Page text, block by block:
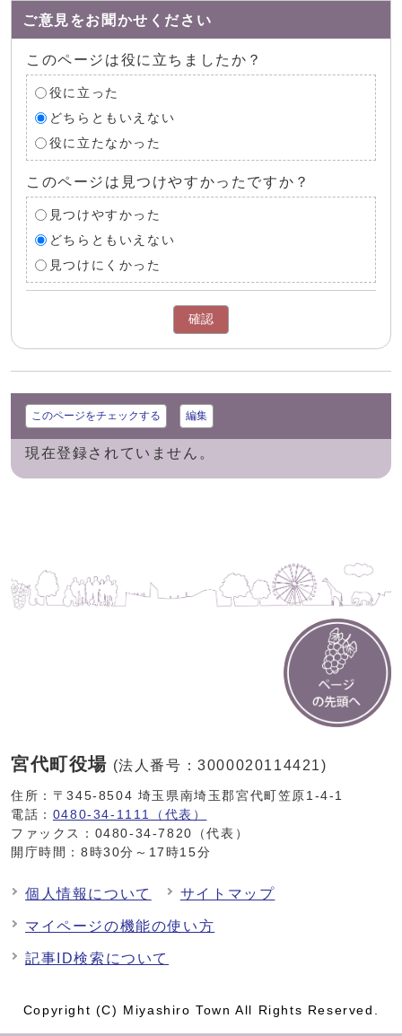
ご意見をお聞かせください
このページは役に立ちましたか？
役に立った
どちらともいえない
役に立たなかった
このページは見つけやすかったですか？
見つけやすかった
どちらともいえない
見つけにくかった
確認
このページをチェックする 編集
現在登録されていません。
宮代町役場 (法人番号：3000020114421)
住所：〒345-8504 埼玉県南埼玉郡宮代町笠原1-4-1
電話： 0480-34-1111（代表）
ファックス：0480-34-7820（代表）
開庁時間：8時30分～17時15分
個人情報について サイトマップ
マイページの機能の使い方
記事ID検索について
Copyright (C) Miyashiro Town All Rights Reserved.